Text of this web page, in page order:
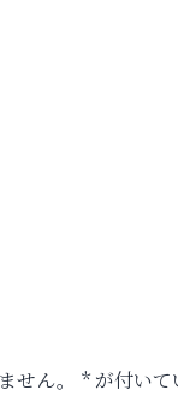
せん。 *が付いて